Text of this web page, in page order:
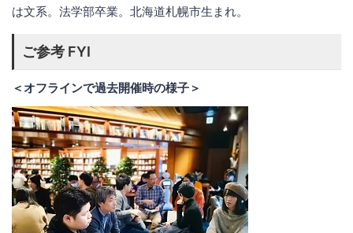
は文系。法学部卒業。北海道札幌市生まれ。
ご参考 FYI
＜オフラインで過去開催時の様子＞